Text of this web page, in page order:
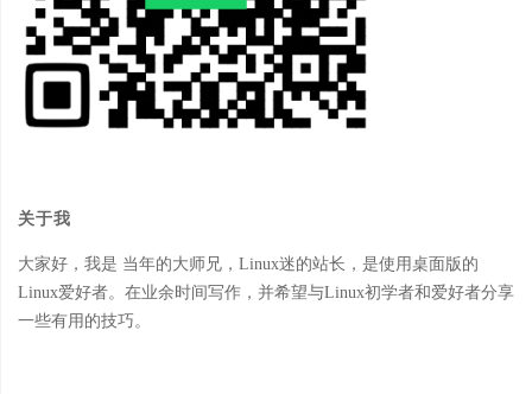
关于我
大家好，我是 当年的大师兄，Linux迷的站长，是使用桌面版的
Linux爱好者。在业余时间写作，并希望与Linux初学者和爱好者分享
一些有用的技巧。